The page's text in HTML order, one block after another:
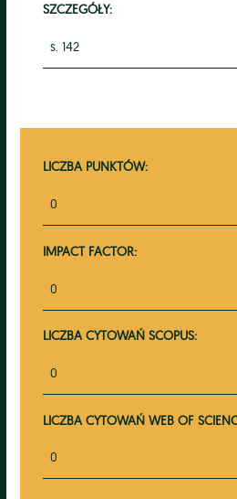
SZCZEGÓŁY:
s. 142
LICZBA PUNKTÓW:
0
IMPACT FACTOR:
0
LICZBA CYTOWAŃ SCOPUS:
0
LICZBA CYTOWAŃ WEB OF
0